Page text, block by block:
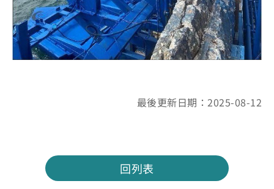
最後更新日期：2025-08-12
回列表